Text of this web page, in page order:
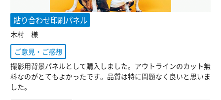
貼り合わせ印刷パネル
木村 様
ご意見・ご感想
撮影用背景パネルとして購入しました。アウトラインのカット無
料なのがとてもよかったです。品質は特に問題なく良いと思いま
した。